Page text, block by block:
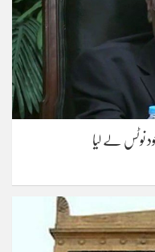
نوٹس لے لیا